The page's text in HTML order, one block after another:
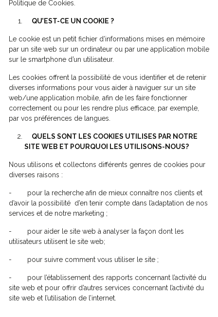
Politique de Cookies.
QU’EST-CE UN COOKIE ?
Le cookie est un petit fichier d’informations mises en mémoire
par un site web sur un ordinateur ou par une application mobile
sur le smartphone d’un utilisateur.
Les cookies offrent la possibilité de vous identifier et de retenir
diverses informations pour vous aider à naviguer sur un site
web/une application mobile, afin de les faire fonctionner
correctement ou pour les rendre plus efficace, par exemple,
par vos préférences de langues.
QUELS SONT LES COOKIES UTILISES PAR NOTRE
SITE WEB ET POURQUOI LES UTILISONS-NOUS?
Nous utilisons et collectons différents genres de cookies pour
diverses raisons :
- pour la recherche afin de mieux connaître nos clients et
d’avoir la possibilité d’en tenir compte dans l’adaptation de nos
services et de notre marketing ;
- pour aider le site web à analyser la façon dont les
utilisateurs utilisent le site web;
- pour suivre comment vous utiliser le site ;
- pour l’établissement des rapports concernant l’activité du
site web et pour offrir d’autres services concernant l’activité du
site web et l’utilisation de l’internet.